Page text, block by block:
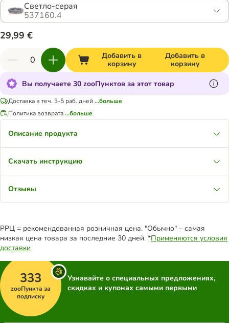
Светло-серая
537160.4
29,99 €
Добавить в
корзину
Добавить в
корзину
Вы получаете 30 zooПунктов за этот товар
Доставка в теч. 3-5 раб. дней ...больше
Политика возврата...больше
Описание продукта
Скачать инструкцию
Отзывы
РРЦ = рекомендованная розничная цена. "Обычно" – самая
низкая цена товара за последние 30 дней. *Применяются условия
доставки
333
zooПункта за
подписку
Узнавайте о специальных предложениях,
скидках и купонах самыми первыми